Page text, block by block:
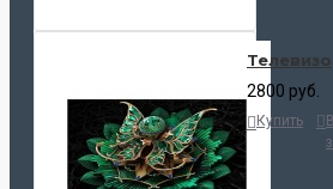
2800 руб.
Купить
В